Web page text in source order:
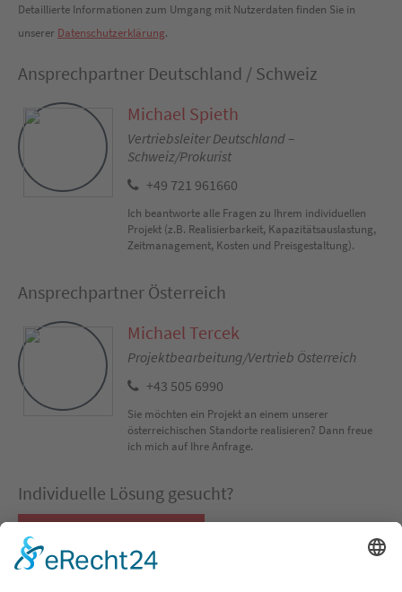
Detaillierte Informationen zum Umgang mit Nutzerdaten finden Sie in
unserer Datenschutzerklärung.
Ansprechpartner Deutschland / Schweiz
Michael Spieth
Vertriebsleiter Deutschland –
Schweiz/Prokurist
+49 721 961660
Ich beantworte alle Fragen zu Ihrem individuellen
Projekt (z.B. Realisierbarkeit, Kapazitätsauslastung,
Zeitmanagement, Kosten und Preisgestaltung).
Ansprechpartner Österreich
Michael Tercek
Projektbearbeitung/Vertrieb Österreich
+43 505 6990
Sie möchten ein Projekt an einem unserer
österreichischen Standorte realisieren? Dann freue
ich mich auf Ihre Anfrage.
Individuelle Lösung gesucht?